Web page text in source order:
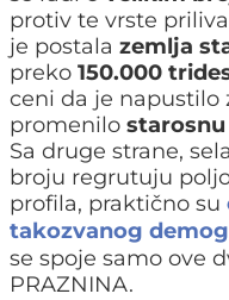
protiv te vrste
je postala zemlja
preko 150.000
ceni da je napustilo
promenilo
Sa druge strane,
broju regrutuju
profila, praktično su
takozvanog
se spoje samo ove
PRAZNINA.